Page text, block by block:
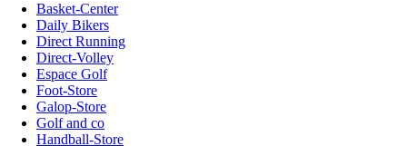
Basket-Center
Daily Bikers
Direct Running
Direct-Volley
Espace Golf
Foot-Store
Galop-Store
Golf and co
Handball-Store